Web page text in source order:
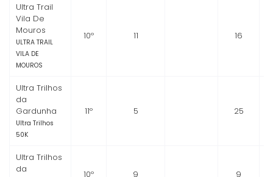
Ultra Trail
Vila De
Mouros
ULTRA TRAIL
VILA DE
MOUROS
10º 11 16
Ultra Trilhos
da
Gardunha
Ultra Trilhos
50K
11º 5 25
Ultra Trilhos
da
10º 9 9